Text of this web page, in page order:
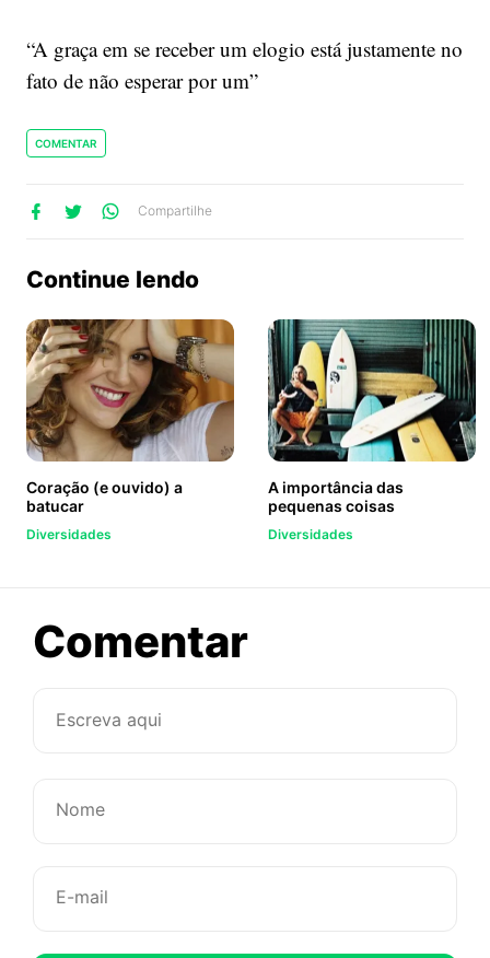
“A graça em se receber um elogio está justamente no
fato de não esperar por um”
COMENTAR
Compartilhe
Continue lendo
Coração (e ouvido) a
batucar
Diversidades
A importância das
pequenas coisas
Diversidades
Comentarsobre